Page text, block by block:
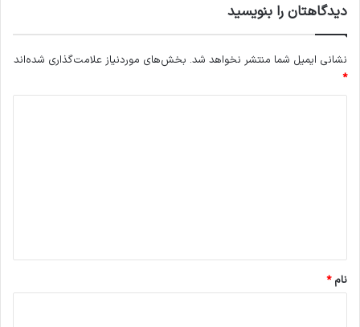
دیدگاهتان را بنویسید
نشانی ایمیل شما منتشر نخواهد شد. بخش‌های موردنیاز علامت‌گذاری شده‌اند
*
نام*